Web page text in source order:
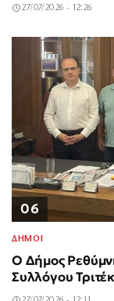
27/07/2026 - 12:26
06
ΔΗΜΟΙ
Ο Δήμος
Συλλόγου